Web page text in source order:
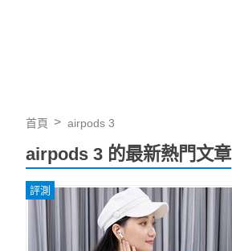
首頁 airpods 3
airpods 3 的最新熱門文章
評測